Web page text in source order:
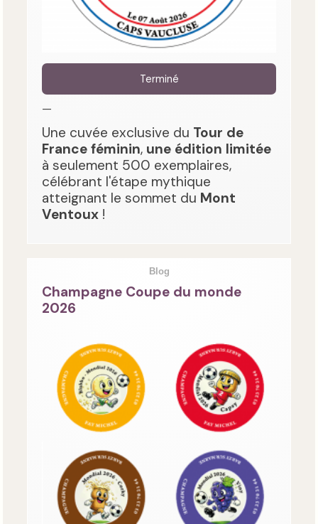
Terminé
—
Une cuvée exclusive du Tour de
France féminin, une édition limitée
à seulement 500 exemplaires,
célébrant l'étape mythique
atteignant le sommet du Mont
Ventoux !
Blog
Champagne Coupe du monde
2026